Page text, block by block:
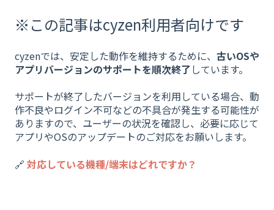
※この記事はcyzen利用者向けです
cyzenでは、安定した動作を維持するために、 古いOSや
アプリバージョンのサポートを順次終了しています。
サポートが終了したバージョンを利用している場合、動
作不良やログイン不可などの不具合が発生する可能性が
ありますので、ユーザーの状況を確認し、必要に応じて
アプリやOSのアップデートのご対応をお願いします。
🔗 対応している機種/端末はどれですか？